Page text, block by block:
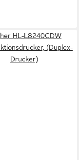
HL-L8240CDW
(Duplex-
Drucker)